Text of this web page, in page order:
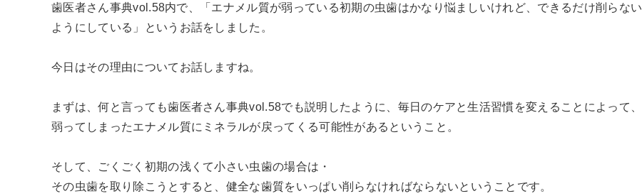
歯医者さん事典vol.58内で、「エナメル質が弱っている初期の虫歯はかなり悩ましいけれど、できるだけ削らない
ようにしている」というお話をしました。
今日はその理由についてお話しますね。
まずは、何と言っても歯医者さん事典vol.58でも説明したように、毎日のケアと生活習慣を変えることによって、
弱ってしまったエナメル質にミネラルが戻ってくる可能性があるということ。
そして、ごくごく初期の浅くて小さい虫歯の場合は・
その虫歯を取り除こうとすると、健全な歯質をいっぱい削らなければならないということです。